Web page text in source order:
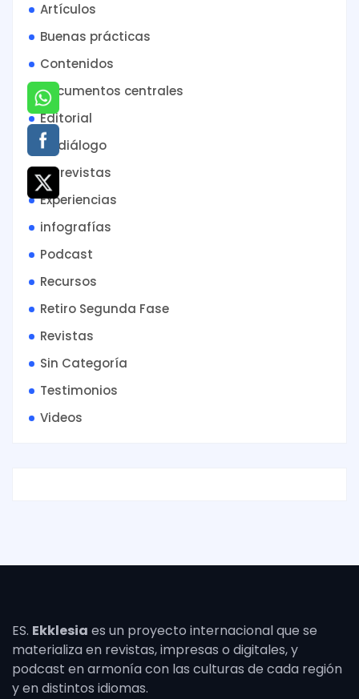
Artículos
Buenas prácticas
Contenidos
Documentos centrales
Editorial
En diálogo
Entrevistas
Experiencias
infografías
Podcast
Recursos
Retiro Segunda Fase
Revistas
Sin Categoría
Testimonios
Videos
ES. Ekklesia es un proyecto internacional que se
materializa en revistas, impresas o digitales, y
podcast en armonía con las culturas de cada región
y en distintos idiomas.